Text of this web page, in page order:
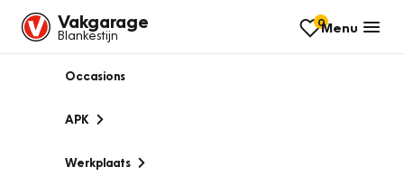
Vakgarage
Blankestijn
0Menu
Occasions
APK
Werkplaats